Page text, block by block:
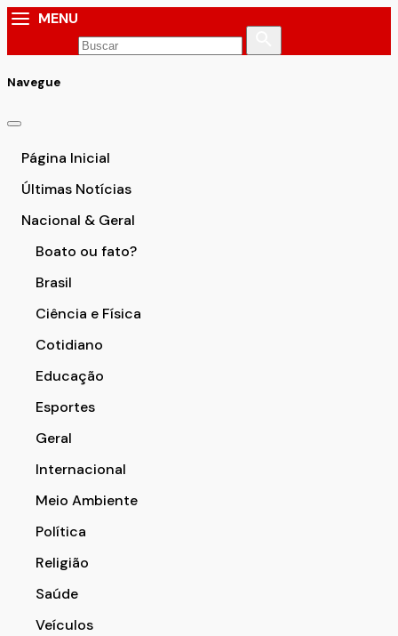
MENU
Navegue
Página Inicial
Últimas Notícias
Nacional & Geral
Boato ou fato?
Brasil
Ciência e Física
Cotidiano
Educação
Esportes
Geral
Internacional
Meio Ambiente
Política
Religião
Saúde
Veículos